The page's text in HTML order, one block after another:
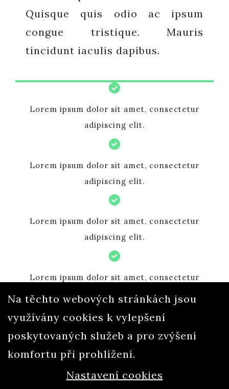
Quisque quis odio ac ipsum
congue tristique. Mauris
tincidunt iaculis dapibus.
Lorem ipsum dolor sit amet, consectetur
adipiscing elit.
Lorem ipsum dolor sit amet, consectetur
adipiscing elit.
Lorem ipsum dolor sit amet, consectetur
adipiscing elit.
Lorem ipsum dolor sit amet, consectetur
adipiscing elit.
Lorem ipsum dolor sit amet, consectetur
adipiscing elit.
Na těchto webových stránkách jsou
využívány cookies k vylepšení
poskytovaných služeb a pro zvýšení
komfortu při prohlížení.
Nastavení cookies